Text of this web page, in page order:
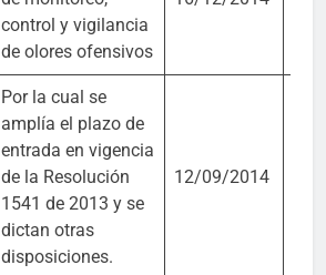
control y vigilancia
de olores ofensivos
Por la cual se
amplía el plazo de
entrada en vigencia
de la Resolución
1541 de 2013 y se
dictan otras
disposiciones.
12/09/2014